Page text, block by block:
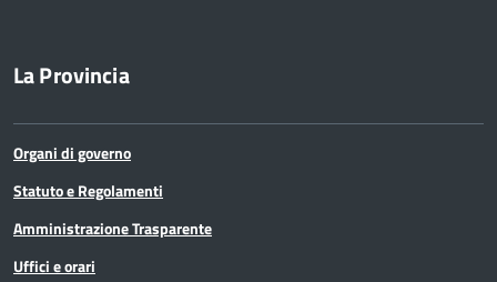
La Provincia
Organi di governo
Statuto e Regolamenti
Amministrazione Trasparente
Uffici e orari